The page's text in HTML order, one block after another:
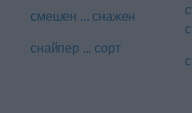
смешен ... снажен
снайпер ... сорт